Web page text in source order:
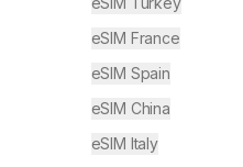
eSIM France
eSIM Spain
eSIM China
eSIM Italy